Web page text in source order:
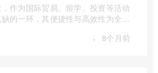
作为国际贸易、留学、投资等活动
的一环，其便捷性与高效性为全球
· 8个月前